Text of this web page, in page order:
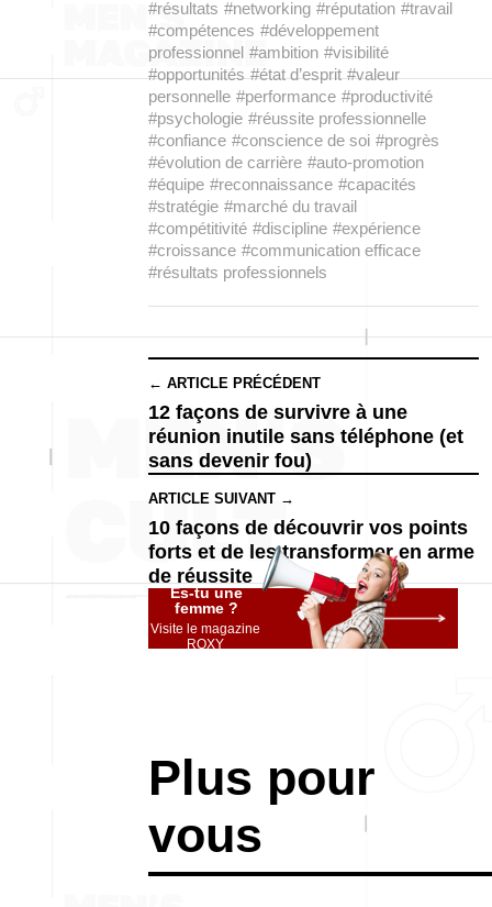
#résultats #networking #réputation #travail
#compétences #développement
professionnel #ambition #visibilité
#opportunités #état d’esprit #valeur
personnelle #performance #productivité
#psychologie #réussite professionnelle
#confiance #conscience de soi #progrès
#évolution de carrière #auto-promotion
#équipe #reconnaissance #capacités
#stratégie #marché du travail
#compétitivité #discipline #expérience
#croissance #communication efficace
#résultats professionnels
← ARTICLE PRÉCÉDENT
12 façons de survivre à une
réunion inutile sans téléphone (et
sans devenir fou)
ARTICLE SUIVANT →
10 façons de découvrir vos points
forts et de les transformer en arme
de réussite
Es-tu une
femme ?
Visite le magazine
ROXY
Plus pour
vous